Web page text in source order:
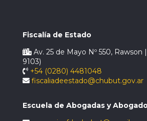
Fiscalía de Estado
Av. 25 de Mayo Nº 550, Rawson
9103)
+54 (0280) 4481048
fiscaliadeestado@chubut.gov.ar
Escuela de Abogadas y